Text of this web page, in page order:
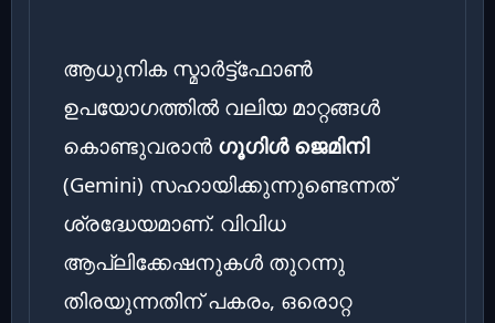
ആധുനിക സ്മാർട്ട്ഫോൺ
ഉപയോഗത്തിൽ വലിയ മാറ്റങ്ങൾ
കൊണ്ടുവരാൻ ഗൂഗിൾ ജെമിനി
(Gemini) സഹായിക്കുന്നുണ്ടെന്നത്
ശ്രദ്ധേയമാണ്. വിവിധ
ആപ്ലിക്കേഷനുകൾ തുറന്നു
തിരയുന്നതിന് പകരം, ഒരൊറ്റ